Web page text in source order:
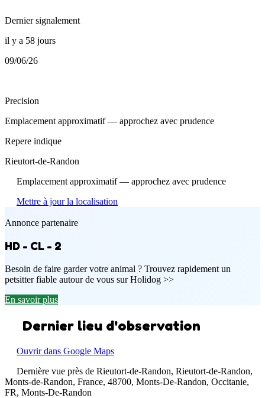
Dernier signalement
il y a 58 jours
09/06/26
Precision
Emplacement approximatif — approchez avec prudence
Repere indique
Rieutort-de-Randon
Emplacement approximatif — approchez avec prudence
Mettre à jour la localisation
Annonce partenaire
HD - CL - 2
Besoin de faire garder votre animal ? Trouvez rapidement un
petsitter fiable autour de vous sur Holidog >>
En savoir plus
Dernier lieu d'observation
Ouvrir dans Google Maps
Dernière vue près de Rieutort-de-Randon, Rieutort-de-Randon,
Monts-de-Randon, France, 48700, Monts-De-Randon, Occitanie,
FR, Monts-De-Randon